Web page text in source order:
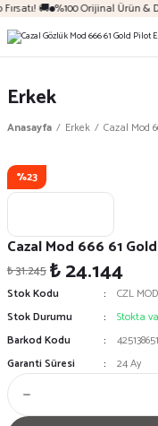
🚚 %100 Orijinal Ürün &
Erkek
Anasayfa Erkek Cazal Mod
%23
Cazal Mod 666 61
₺ 31.245₺ 24.144
Stok Kodu
CZL
Stok Durumu
Stokta
Barkod Kodu
Garanti Süresi
24 Ay